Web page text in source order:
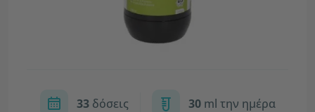
33δόσεις 30ml την ημέρα